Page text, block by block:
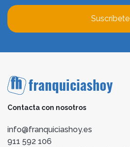
Suscríbete
Contacta con nosotros
info@franquiciashoy.es
911 592 106